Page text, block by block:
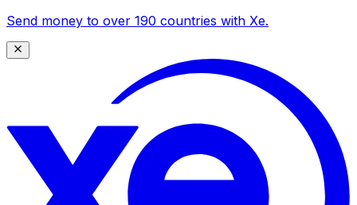
Send money to over 190 countries with Xe.